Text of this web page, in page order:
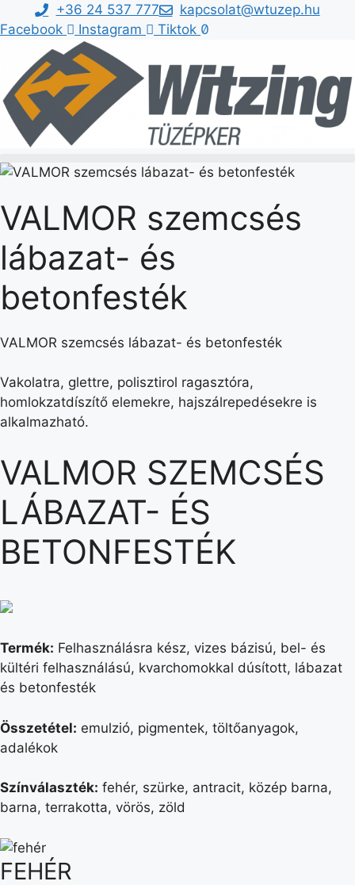
Kilépés
a
tartalomba
+36 24 537 777
kapcsolat@wtuzep.hu
Facebook
Instagram Tiktok
VALMOR szemcsés
lábazat- és
betonfesték
VALMOR szemcsés lábazat- és betonfesték
Vakolatra, glettre, polisztirol ragasztóra,
homlokzatdíszítő elemekre, hajszálrepedésekre is
alkalmazható.
VALMOR SZEMCSÉS
LÁBAZAT- ÉS
BETONFESTÉK
Termék: Felhasználásra kész, vizes bázisú, bel- és
kültéri felhasználású, kvarchomokkal dúsított, lábazat
és betonfesték
Összetétel: emulzió, pigmentek, töltőanyagok,
adalékok
Színválaszték: fehér, szürke, antracit, közép barna,
barna, terrakotta, vörös, zöld
FEHÉR